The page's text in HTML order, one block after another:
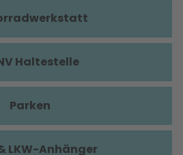
Haltestelle
Parken
LKW-Anhänger